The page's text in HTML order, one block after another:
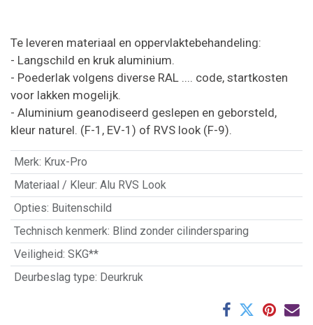
Te leveren materiaal en oppervlaktebehandeling:
- Langschild en kruk aluminium.
- Poederlak volgens diverse RAL .... code, startkosten
voor lakken mogelijk.
- Aluminium geanodiseerd geslepen en geborsteld,
kleur naturel. (F-1, EV-1) of RVS look (F-9).
Merk: Krux-Pro
Materiaal / Kleur: Alu RVS Look
Opties: Buitenschild
Technisch kenmerk: Blind zonder cilindersparing
Veiligheid: SKG**
Deurbeslag type: Deurkruk